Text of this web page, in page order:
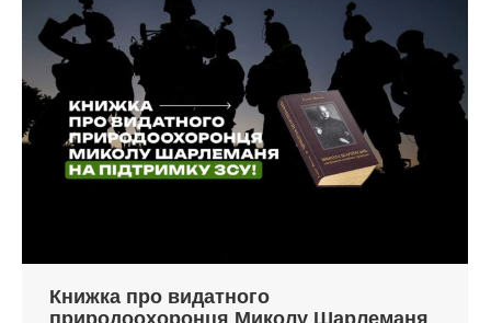
Книжка про видатного
природоохоронця Миколу Шарлеманя